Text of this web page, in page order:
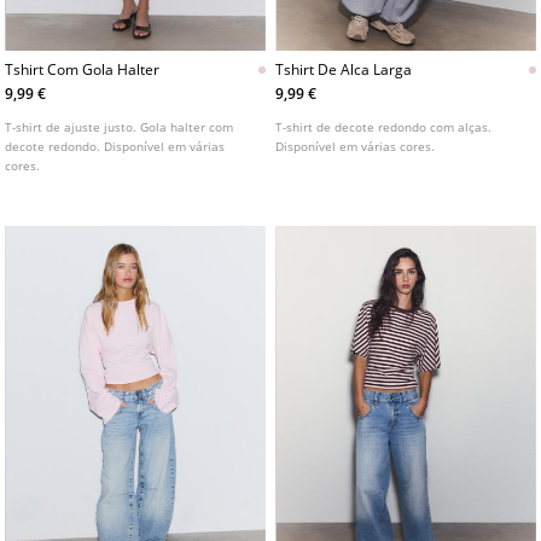
Tshirt Com Gola Halter
9,99 €
T-shirt de ajuste justo. Gola halter com
decote redondo. Disponível em várias
cores.
Tshirt De Alca Larga
9,99 €
T-shirt de decote redondo com alças.
Disponível em várias cores.